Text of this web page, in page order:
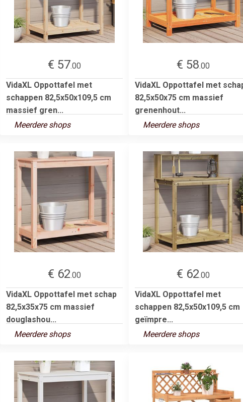
€ 57.00
VidaXL Oppottafel met
schappen 82,5x50x109,5 cm
massief gren...
Meerdere shops
€ 58.00
VidaXL Oppottafel met
82,5x50x75 cm massief
grenenhout...
Meerdere shops
€ 62.00
VidaXL Oppottafel met schap
82,5x35x75 cm massief
douglashou...
Meerdere shops
€ 62.00
VidaXL Oppottafel met
schappen 82,5x50x109,5 cm
geïmpre...
Meerdere shops